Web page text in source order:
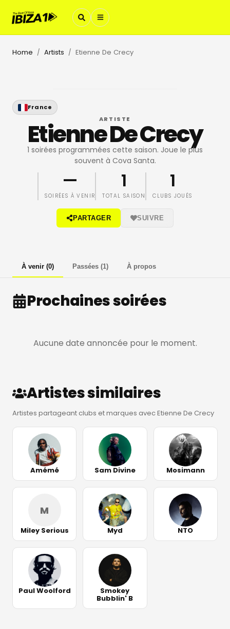
Home / Artists / Etienne De Crecy
France
ARTISTE
Etienne De Crecy
1 soirées programmées cette saison. Joue le plus
souvent à Cova Santa.
—
SOIRÉES À VENIR
1
TOTAL SAISON
1
CLUBS JOUÉS
PARTAGER SUIVRE
À venir (0) Passées (1) À propos
Prochaines soirées
Aucune date annoncée pour le moment.
Artistes similaires
Artistes partageant clubs et marques avec Etienne De Crecy
Amémé Sam Divine Mosimann
M
Miley Serious Myd NTO
Paul Woolford Smokey
Bubblin' B